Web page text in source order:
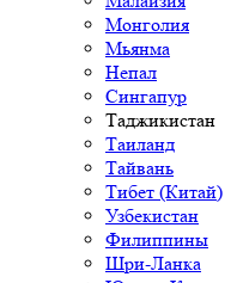
Монголия
Мьянма
Непал
Сингапур
Таджикистан
Таиланд
Тайвань
Тибет (Китай)
Узбекистан
Филиппины
Шри-Ланка